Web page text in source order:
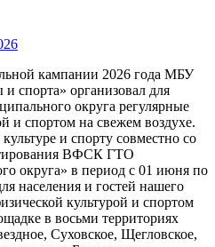
кампании 2026 года МБУ
спорта» организовал для
округа регулярные
и спортом на свежем воздухе.
и спорту совместно со
ВФСК ГТО
округа» в период с 01 июня по
населения и гостей нашего
культурой и спортом
в восьми территориях
Суховское, Щегловское,